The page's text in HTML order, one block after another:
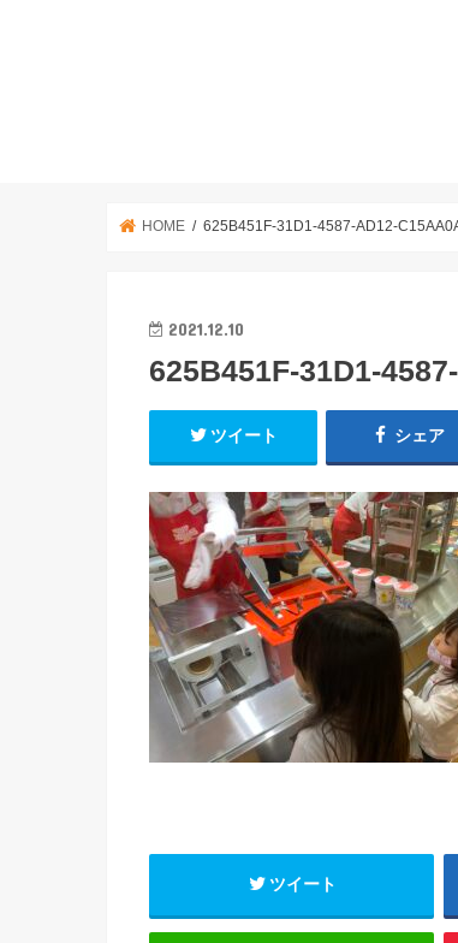
HOME 625B451F-31D1-4587-AD12-
2021.12.10
625B451F-31D1-
ツイート シェア
ツイート